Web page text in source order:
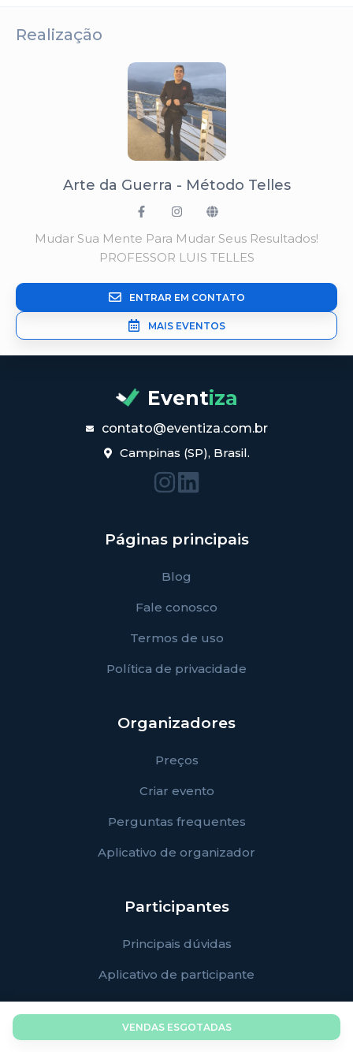
Realização
Arte da Guerra - Método Telles
Mudar Sua Mente Para Mudar Seus Resultados!
PROFESSOR LUIS TELLES
ENTRAR EM CONTATO
MAIS EVENTOS
VENDAS ESGOTADAS
Eventiza
contato@eventiza.com.br
Campinas (SP), Brasil.
Páginas principais
Blog
Fale conosco
Termos de uso
Política de privacidade
Organizadores
Preços
Criar evento
Perguntas frequentes
Aplicativo de organizador
Participantes
Principais dúvidas
Aplicativo de participante